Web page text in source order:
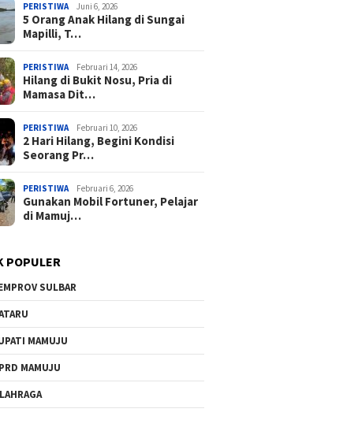
PERISTIWA Juni 6, 2026
5 Orang Anak Hilang di Sungai
Mapilli, T…
PERISTIWA Februari 14, 2026
Hilang di Bukit Nosu, Pria di
Mamasa Dit…
PERISTIWA Februari 10, 2026
2 Hari Hilang, Begini Kondisi
Seorang Pr…
PERISTIWA Februari 6, 2026
Gunakan Mobil Fortuner, Pelajar
di Mamuj…
POPULER
SULBAR
MAMUJU
MAMUJU